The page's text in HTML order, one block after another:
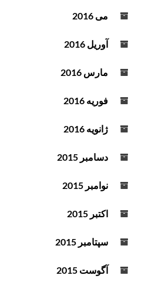
می 2016
آوریل 2016
مارس 2016
فوریه 2016
ژانویه 2016
دسامبر 2015
نوامبر 2015
اکتبر 2015
سپتامبر 2015
آگوست 2015